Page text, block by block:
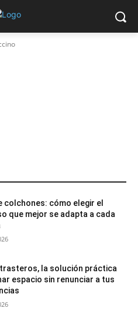
colchones: cómo elegir el
que mejor se adapta a cada
la solución práctica
espacio sin renunciar a tus